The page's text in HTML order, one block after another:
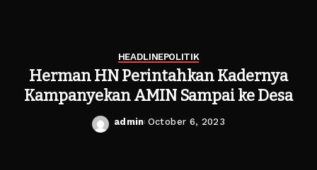
HEADLINEPOLITIK
Herman HN Perintahkan Kadernya
Kampanyekan AMIN Sampai ke Desa
Posted
admin October 6, 2023